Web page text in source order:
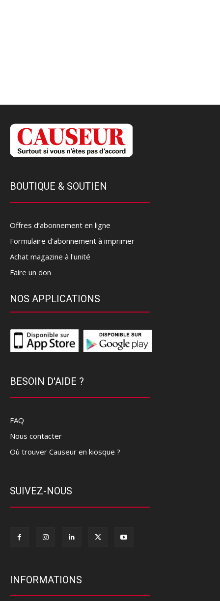
BOUTIQUE & SOUTIEN
Offres d’abonnement en ligne
Formulaire d'abonnement à imprimer
Achat magazine à l'unité
Faire un don
NOS APPLICATIONS
BESOIN D'AIDE ?
FAQ
Nous contacter
Où trouver Causeur en kiosque ?
SUIVEZ-NOUS
INFORMATIONS